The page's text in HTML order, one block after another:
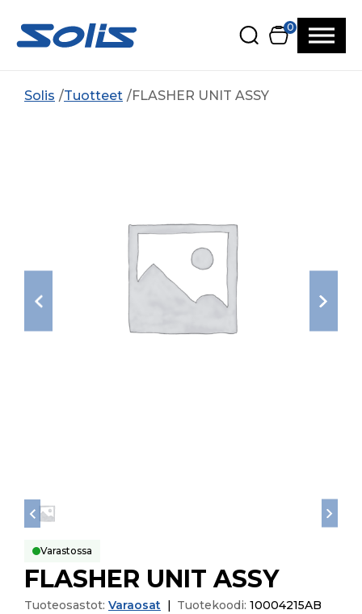
0
Solis Tuotteet FLASHER UNIT ASSY
Varastossa
FLASHER UNIT ASSY
Tuoteosastot: Varaosat Tuotekoodi: 10004215AB